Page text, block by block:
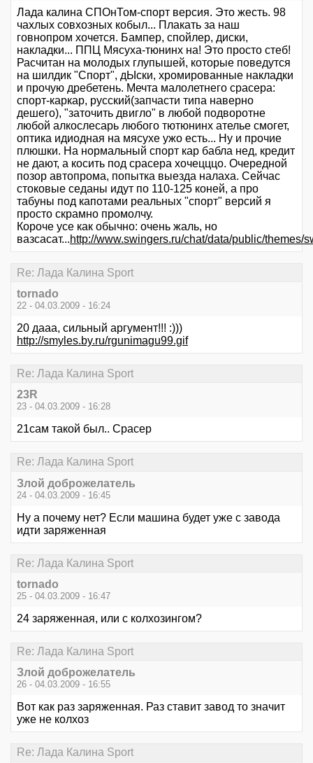
Лада калина СПОнТом-спорт версия. Это жесть. 98
чахлых совхозных кобыл... Плакать за наш
говнопром хочется. Бампер, спойлер, диски,
накладки... ППЦ Мясуха-тюнинх на! Это просто стеб!
Расчитан на молодых глупышей, которые поведутся
на шилдик "Спорт", дЫски, хромированные накладки
и прочую дребетень. Мечта малолетнего срасера:
спорт-каркар, русский(запчасти типа наверно
дешего), "заточить двигло" в любой подворотне
любой алкослесарь любого тютюнинх ателье смогет,
оптика идиодная на мясухе ужо есть... Ну и прочие
плюшки. На нормальный спорт кар бабла нед, кредит
не дают, а косить под срасера хочецццо. Очередной
позор автопрома, попытка выезда налаха. Сейчас
стоковые седаны идут по 110-125 коней, а про
табуны под капотами реальных "спорт" версий я
просто скрамно промолчу.
Короче усе как обычно: очень жаль, но
вазсасат...http://www.swingers.ru/chat/data/public/themes/
Re: Лада Калина Sport
tornado
22 - 04.03.2009 - 16:24
20 дааа, сильный аргумент!!! :)))
http://smyles.by.ru/rgunimagu99.gif
Re: Лада Калина Sport
23R
23 - 04.03.2009 - 16:28
21сам такой был.. Срасер
Re: Лада Калина Sport
Злой доброжелатель
24 - 04.03.2009 - 16:45
Ну а почему нет? Если машина будет уже с завода
идти заряженная
Re: Лада Калина Sport
tornado
25 - 04.03.2009 - 16:47
24 заряженная, или с колхозингом?
Re: Лада Калина Sport
Злой доброжелатель
26 - 04.03.2009 - 16:55
Вот как раз заряженная. Раз ставит завод то значит
уже не колхоз
Re: Лада Калина Sport